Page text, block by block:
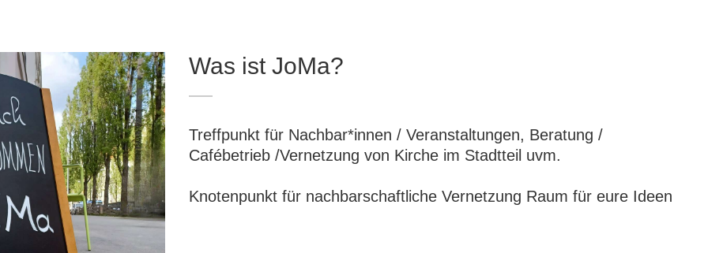
Was ist JoMa?
Treffpunkt für Nachbar*innen / Veranstaltungen, Beratung /
Cafébetrieb /Vernetzung von Kirche im Stadtteil uvm.
Knotenpunkt für nachbarschaftliche Vernetzung Raum für eure Ideen